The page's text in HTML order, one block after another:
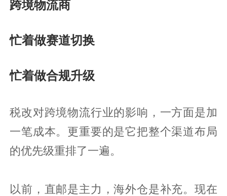
跨境物流商
忙着做赛道切换
忙着做合规升级
税改对跨境物流行业的影响，一方面是加
一笔成本。更重要的是它把整个渠道布局
的优先级重排了一遍。
以前，直邮是主力，海外仓是补充。现在